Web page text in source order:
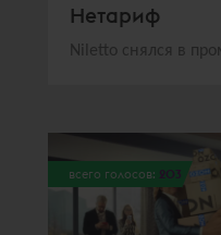
Нетариф
Niletto снялся в
всего голосов: 203